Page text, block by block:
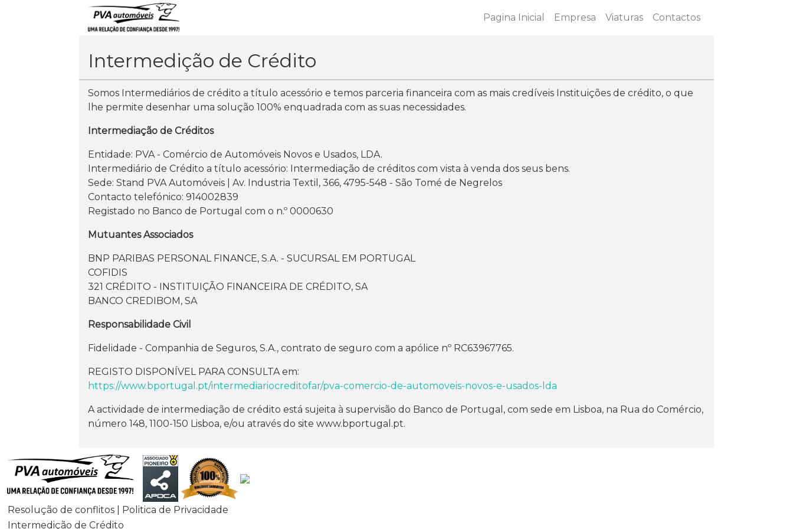
Pagina Inicial Empresa Viaturas Contactos
Intermedição de Crédito
Somos Intermediários de crédito a título acessório e temos parceria financeira com as mais credíveis Instituições de crédito, o que
lhe permite desenhar uma solução 100% enquadrada com as suas necessidades.
Intermediação de Créditos
Entidade: PVA - Comércio de Automóveis Novos e Usados, LDA.
Intermediário de Crédito a título acessório: Intermediação de créditos com vista à venda dos seus bens.
Sede: Stand PVA Automóveis | Av. Industria Textil, 366, 4795-548 - São Tomé de Negrelos
Contacto telefónico: 914002839
Registado no Banco de Portugal com o n.º 0000630
Mutuantes Associados
BNP PARIBAS PERSONAL FINANCE, S.A. - SUCURSAL EM PORTUGAL
COFIDIS
321 CRÉDITO - INSTITUIÇÃO FINANCEIRA DE CRÉDITO, SA
BANCO CREDIBOM, SA
Responsabilidade Civil
Fidelidade - Companhia de Seguros, S.A., contrato de seguro com a apólice nº RC63967765.
REGISTO DISPONÍVEL PARA CONSULTA em:
https://www.bportugal.pt/intermediariocreditofar/pva-comercio-de-automoveis-novos-e-usados-lda
A actividade de intermediação de crédito está sujeita à supervisão do Banco de Portugal, com sede em Lisboa, na Rua do Comércio,
número 148, 1100-150 Lisboa, e/ou através do site www.bportugal.pt.
Resolução de conflitos | Politica de Privacidade
Intermedição de Crédito